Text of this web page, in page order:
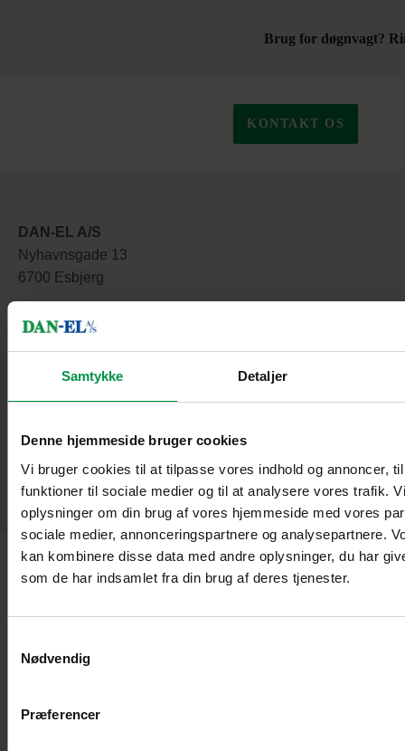
Samtykke Detaljer
Denne hjemmeside bruger cookies
Vi bruger cookies til at tilpasse vores indhold og annoncer,
funktioner til sociale medier og til at analysere vores trafik.
oplysninger om din brug af vores hjemmeside med vores
sociale medier, annonceringspartnere og analysepartnere.
kan kombinere disse data med andre oplysninger, du har
som de har indsamlet fra din brug af deres tjenester.
Nødvendig
Præferencer
Brug for døgnvagt?
KONTAKT OS
DAN-EL A/S
Nyhavnsgade 13
6700 Esbjerg
Email:dan-el@dan-el.dk
DAN-EL A/S Medarbejderlogin
Privatlivspolitik